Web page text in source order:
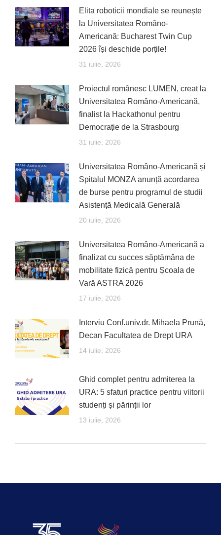
Elita roboticii mondiale se reunește
la Universitatea Româno-
Americană: Bucharest Twin Cup
2026 își deschide porțile!
31 iulie, 2026
Proiectul românesc LUMEN, creat la
Universitatea Româno-Americană,
finalist la Hackathonul pentru
Democrație de la Strasbourg
31 iulie, 2026
Universitatea Româno-Americană și
Spitalul MONZA anunță acordarea
de burse pentru programul de studii
Asistență Medicală Generală
20 iulie, 2026
Universitatea Româno-Americană a
finalizat cu succes săptămâna de
mobilitate fizică pentru Școala de
Vară ASTRA 2026
17 iulie, 2026
Interviu Conf.univ.dr. Mihaela Prună,
Decan Facultatea de Drept URA
14 iulie, 2026
Ghid complet pentru admiterea la
URA: 5 sfaturi practice pentru viitorii
studenți și părinții lor
13 iulie, 2026